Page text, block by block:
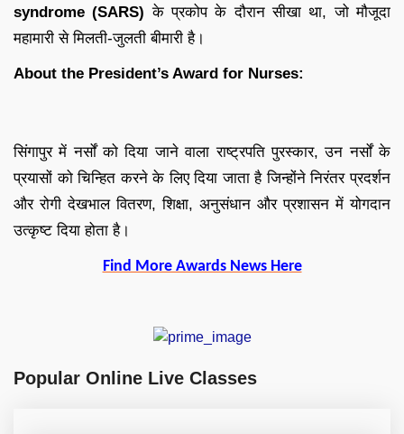
syndrome (SARS) के प्रकोप के दौरान सीखा था, जो मौजूदा
महामारी से मिलती-जुलती बीमारी है।
About the President’s Award for Nurses:
सिंगापुर में नर्सों को दिया जाने वाला राष्ट्रपति पुरस्कार, उन नर्सों के
प्रयासों को चिन्हित करने के लिए दिया जाता है जिन्होंने निरंतर प्रदर्शन
और रोगी देखभाल वितरण, शिक्षा, अनुसंधान और प्रशासन में योगदान
उत्कृष्ट दिया होता है।
Find More Awards News Here
Popular Online Live Classes